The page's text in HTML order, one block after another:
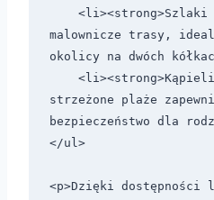
malownicze trasy,
okolicy na dwóch
strzeżone plaże
bezpieczeństwo dla
</ul>
<p>Dzięki